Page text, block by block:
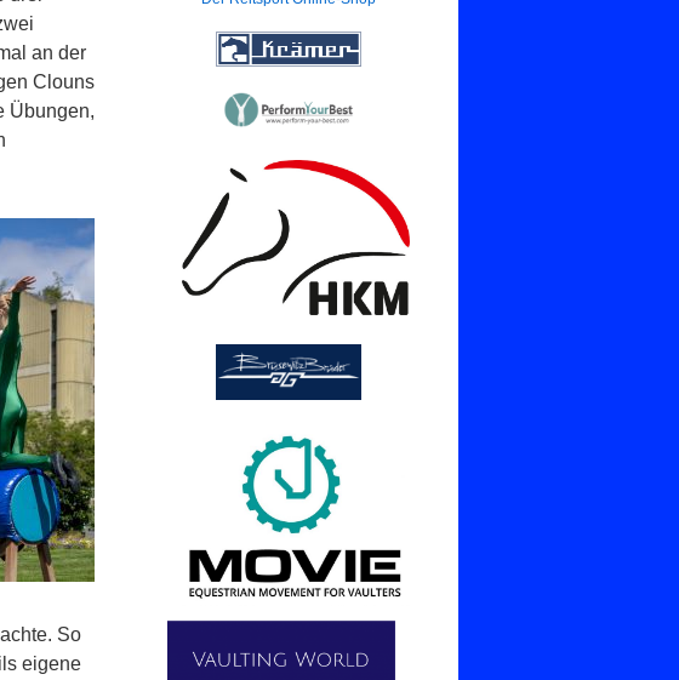
an der
Clouns
Übungen,
So
eigene